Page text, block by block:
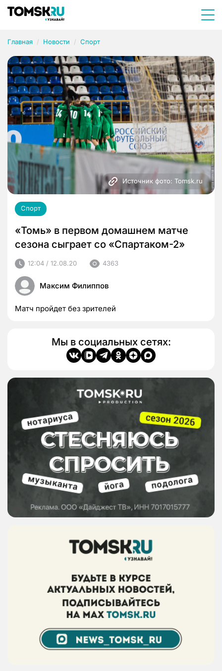
Главная Новости Спорт
Источник фото: Tomsk.ru
Спорт
«Томь» в первом домашнем матче
сезона сыграет со «Спартаком-2»
12:04 / 12.08.20 4363
Максим Филиппов
Матч пройдет без зрителей
Мы в социальных сетях: